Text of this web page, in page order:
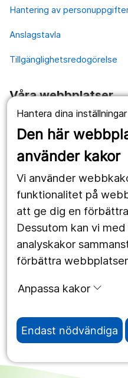
Hantera dina
Den här
använder kakor
Vi använder
funktionalitet på
att ge dig en
Dessutom kan vi
analyskakor
förbättra
Anpassa kakor
Endast nödvändiga
Hantering av
Anslagstavla
Tillgänglighetsredogörelse
Våra webbplatser
1177.se
Länstrafiken
Utveckling
Följ oss
Facebook